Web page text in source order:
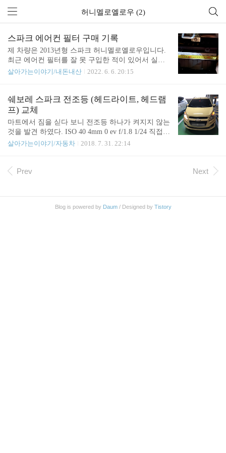
허니멜로옐로우 (2)
스파크 에어컨 필터 구매 기록
제 차량은 2013년형 스파크 허니멜로옐로우입니다.
최근 에어컨 필터를 잘 못 구입한 적이 있어서 실수
방지 차원 겸 기록해 둡니다. 필터를 넣는 슬롯의 가
를 통해 구입하면 저에게 약간의 이익이 생깁니다)
주문 상태이고 도착하면 추가 내용 업데이트 예정입
니다. 모델명은 CF519라고 되어 있는데 아마 SS519
가 올 것으로 예상됩니다. 보쉬 S5571 (CF571) 구입
했다가 제 차량에 맞지 않아 반품처리 한 모델입니다
ㅠㅠ 상품 안내에 적혀 있는 내용입니다. 13년은 없
된 571을 구입했었는데 제 차량에는..
살아가는이야기/내돈내산 2022. 6. 6. 20:15
쉐보레 스파크 전조등 (헤드라이트, 헤드램
프) 교체
마트에서 짐을 싣다 보니 전조등 하나가 켜지지 않는
것을 발견 하였다. ISO 40 4mm 0 ev f/1.8 1/24 직접
교체 하는 걸 시도 해 볼까 하다가 이번에는 정비소
팅 같은것들을 찾아 보아도 그리 어려워 보이진 않았
O 100 4mm 0 ev f/1.8 1/12 쉐보레 서비스 센터에서
살아가는이야기/자동차 2018. 7. 31. 22:14
Prev Next
Blog is powered by Daum/ Designed by Tistory